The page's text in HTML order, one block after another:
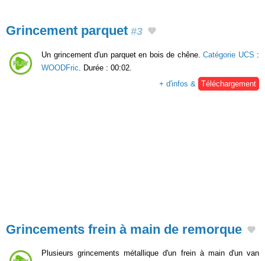
Grincement parquet #3
Un grincement d'un parquet en bois de chêne. Catégorie UCS :
WOODFric . Durée : 00:02.
+ d'infos &
Téléchargement
Grincements frein à main de remorque
Plusieurs grincements métallique d'un frein à main d'un van